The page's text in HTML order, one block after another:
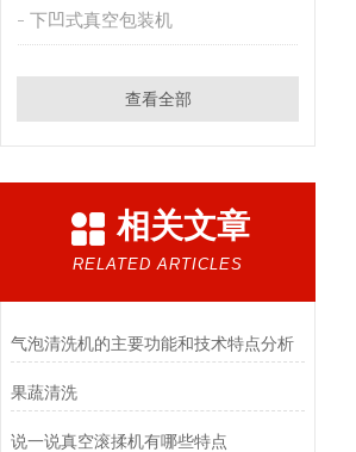
下凹式真空包装机
查看全部
相关文章
RELATED ARTICLES
气泡清洗机的主要功能和技术特点分析
果蔬清洗
说一说真空滚揉机有哪些特点